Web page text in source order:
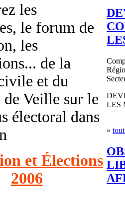
les
le forum de
les
de la
et du
de Veille sur le
électoral dans
et Élections
2006
LES
»